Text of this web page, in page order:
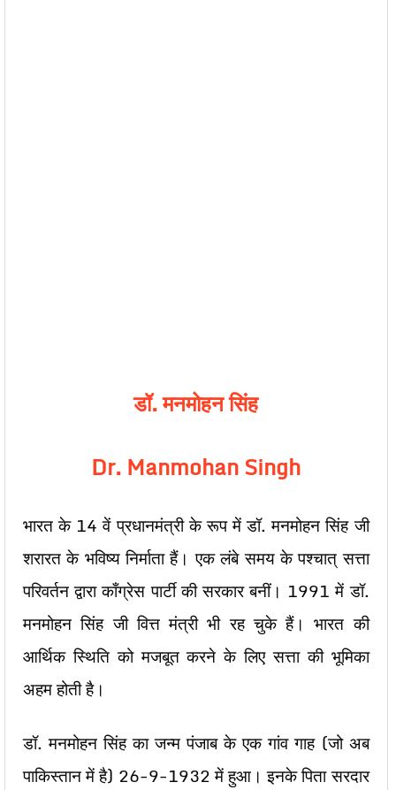
डॉ. मनमोहन सिंह
Dr. Manmohan Singh
भारत के 14 वें प्रधानमंत्री के रूप में डॉ. मनमोहन सिंह जी
शरारत के भविष्य निर्माता हैं। एक लंबे समय के पश्चात् सत्ता
परिवर्तन द्वारा काँग्रेस पार्टी की सरकार बनीं। 1991 में डॉ.
मनमोहन सिंह जी वित्त मंत्री भी रह चुके हैं। भारत की
आर्थिक स्थिति को मजबूत करने के लिए सत्ता की भूमिका
अहम होती है।
डॉ. मनमोहन सिंह का जन्म पंजाब के एक गांव गाह (जो अब
पाकिस्तान में है) 26-9-1932 में हुआ। इनके पिता सरदार